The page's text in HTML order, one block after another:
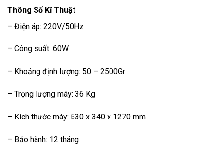
Thông Số Kĩ Thuật
– Điện áp: 220V/50Hz
– Công suất: 60W
– Khoảng định lượng: 50 – 2500Gr
– Trọng lượng máy: 36 Kg
– Kích thước máy: 530 x 340 x 1270 mm
– Bảo hành: 12 tháng